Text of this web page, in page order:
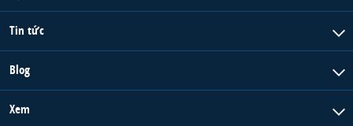
Tin tức
Blog
Xem